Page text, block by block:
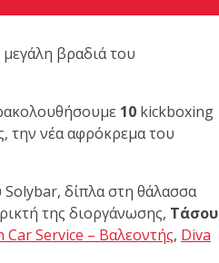
μεγάλη βραδιά του
10 kickboxing
την νέα αφρόκρεμα του
δίπλα στη θάλασσα
της διοργάνωσης, Τάσου
Car Service – Βαλεοντής, Diva